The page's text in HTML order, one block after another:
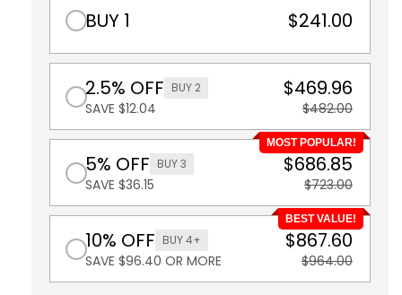
BUY 1 $241.00
2.5% OFF BUY 2
SAVE $12.04
$469.96
$482.00
MOST POPULAR!
5% OFF BUY 3
SAVE $36.15
$686.85
$723.00
BEST VALUE!
10% OFF BUY 4+
SAVE $96.40 OR MORE
$867.60
$964.00